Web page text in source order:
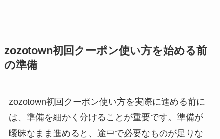
zozotown初回クーポン使い方を始める前
の準備
zozotown初回クーポン使い方を実際に進める前に
は、準備を細かく分けることが重要です。準備が
曖昧なまま進めると、途中で必要なものが足りな